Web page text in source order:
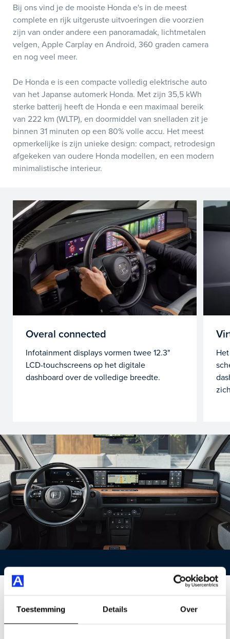
Toestemming Details Over
Bij ons vind je de mooiste Honda e's in de meest
complete en rijk uitgeruste uitvoeringen die voorzien
zijn van onder andere een panoramadak, lichtmetalen
velgen, Apple Carplay en Android, 360 graden camera
en nog veel meer.
De Honda e is een compacte volledig elektrische auto
van het Japanse automerk Honda. Met zijn 35,5 kWh
sterke batterij heeft de Honda e een maximaal bereik
van 222 km (WLTP), en doormiddel van snelladen zit je
binnen 31 minuten op een 80% volle accu. Het meest
opmerkelijke is zijn unieke design: compact, retrodesign
afgekeken van oudere Honda modellen, en een modern
minimalistische interieur.
Overal connected
Infotainment displays vormen twee 12.3"
LCD-touchscreens op het digitale
dashboard over de volledige breedte.
De mooiste en voordeligste Honda e's staan bij Auto
Smeeing in Soest! De e is standaard voorzien van een